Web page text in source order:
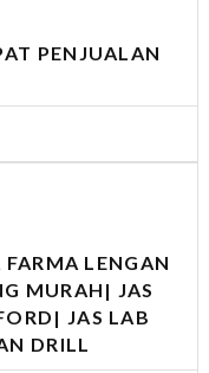
PENJUALAN
LENGAN
MURAH| JAS
JAS LAB
DRILL